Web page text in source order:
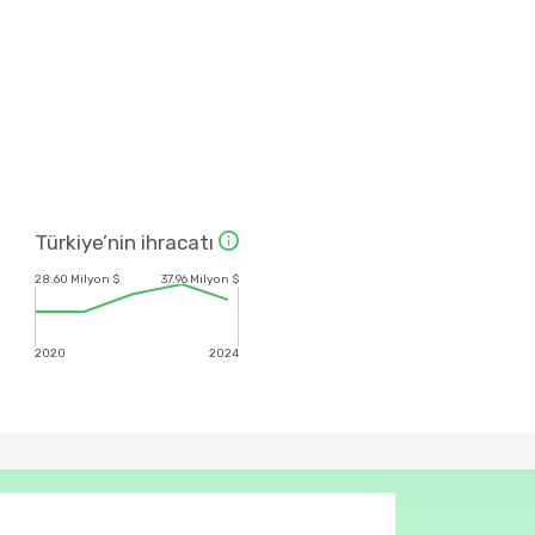
Türkiye’nin ihracatı
28.60 Milyon $
2020
37.96 Milyon $
2024